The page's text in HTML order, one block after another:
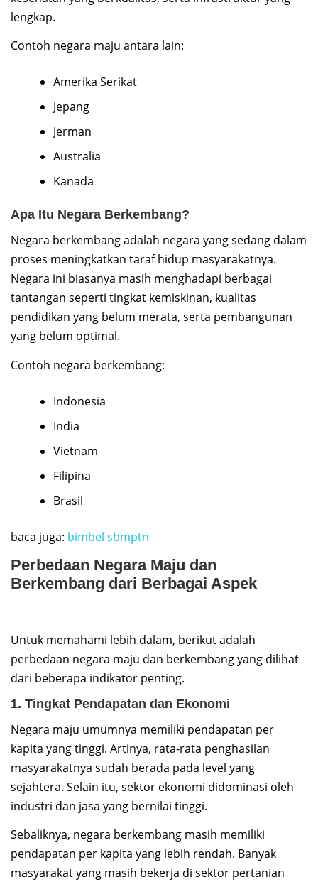
lengkap.
Contoh negara maju antara lain:
Amerika Serikat
Jepang
Jerman
Australia
Kanada
Apa Itu Negara Berkembang?
Negara berkembang adalah negara yang sedang dalam
proses meningkatkan taraf hidup masyarakatnya.
Negara ini biasanya masih menghadapi berbagai
tantangan seperti tingkat kemiskinan, kualitas
pendidikan yang belum merata, serta pembangunan
yang belum optimal.
Contoh negara berkembang:
Indonesia
India
Vietnam
Filipina
Brasil
baca juga: bimbel sbmptn
Perbedaan Negara Maju dan
Berkembang dari Berbagai Aspek
Untuk memahami lebih dalam, berikut adalah
perbedaan negara maju dan berkembang yang dilihat
dari beberapa indikator penting.
1. Tingkat Pendapatan dan Ekonomi
Negara maju umumnya memiliki pendapatan per
kapita yang tinggi. Artinya, rata-rata penghasilan
masyarakatnya sudah berada pada level yang
sejahtera. Selain itu, sektor ekonomi didominasi oleh
industri dan jasa yang bernilai tinggi.
Sebaliknya, negara berkembang masih memiliki
pendapatan per kapita yang lebih rendah. Banyak
masyarakat yang masih bekerja di sektor pertanian